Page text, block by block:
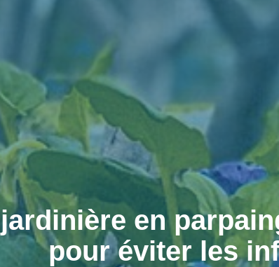
en
pour éviter les